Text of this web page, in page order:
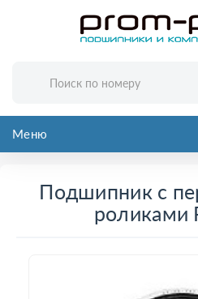
Меню
Подшипник с
роликами